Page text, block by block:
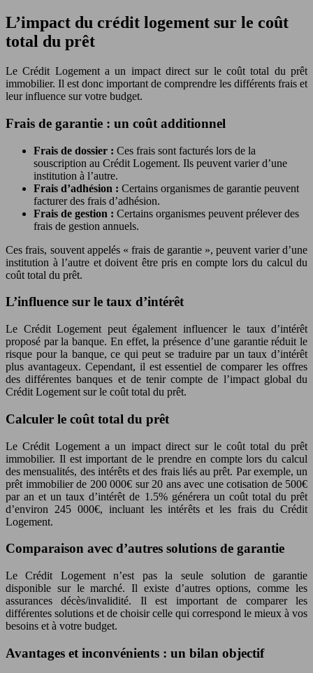
L’impact du crédit logement sur le coût
total du prêt
Le Crédit Logement a un impact direct sur le coût total du prêt
immobilier. Il est donc important de comprendre les différents frais et
leur influence sur votre budget.
Frais de garantie : un coût additionnel
Frais de dossier : Ces frais sont facturés lors de la
souscription au Crédit Logement. Ils peuvent varier d’une
institution à l’autre.
Frais d’adhésion : Certains organismes de garantie peuvent
facturer des frais d’adhésion.
Frais de gestion : Certains organismes peuvent prélever des
frais de gestion annuels.
Ces frais, souvent appelés « frais de garantie », peuvent varier d’une
institution à l’autre et doivent être pris en compte lors du calcul du
coût total du prêt.
L’influence sur le taux d’intérêt
Le Crédit Logement peut également influencer le taux d’intérêt
proposé par la banque. En effet, la présence d’une garantie réduit le
risque pour la banque, ce qui peut se traduire par un taux d’intérêt
plus avantageux. Cependant, il est essentiel de comparer les offres
des différentes banques et de tenir compte de l’impact global du
Crédit Logement sur le coût total du prêt.
Calculer le coût total du prêt
Le Crédit Logement a un impact direct sur le coût total du prêt
immobilier. Il est important de le prendre en compte lors du calcul
des mensualités, des intérêts et des frais liés au prêt. Par exemple, un
prêt immobilier de 200 000€ sur 20 ans avec une cotisation de 500€
par an et un taux d’intérêt de 1.5% générera un coût total du prêt
d’environ 245 000€, incluant les intérêts et les frais du Crédit
Logement.
Comparaison avec d’autres solutions de garantie
Le Crédit Logement n’est pas la seule solution de garantie
disponible sur le marché. Il existe d’autres options, comme les
assurances décès/invalidité. Il est important de comparer les
différentes solutions et de choisir celle qui correspond le mieux à vos
besoins et à votre budget.
Avantages et inconvénients : un bilan objectif